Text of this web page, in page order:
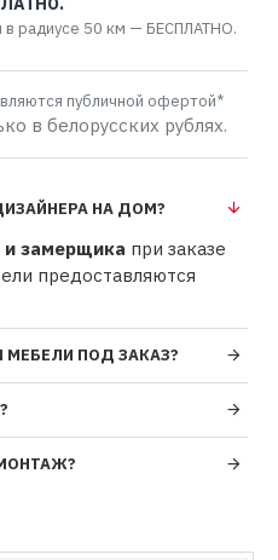
публичной офертой*
в белорусских рублях.
НА ДОМ?
и замерщика при заказе
предоставляются
МЕБЕЛИ ПОД ЗАКАЗ?
в радиусе 50 км — БЕСПЛАТНО.